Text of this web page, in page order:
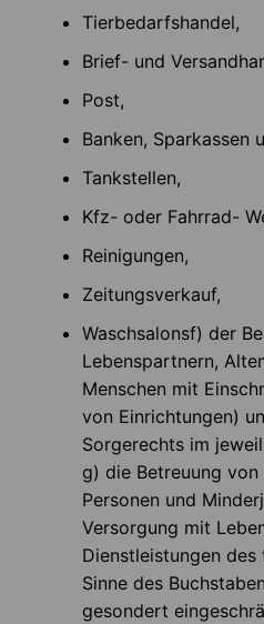
Tierbedarfshandel,
Brief- und
Post,
Banken, Sparkassen
Tankstellen,
Kfz- oder Fahrrad-
Reinigungen,
Zeitungsverkauf,
Waschsalonsf) der
Lebenspartnern,
Menschen mit
von Einrichtungen)
Sorgerechts im
g) die Betreuung
Personen und
Versorgung mit
Dienstleistungen
Sinne des
gesondert